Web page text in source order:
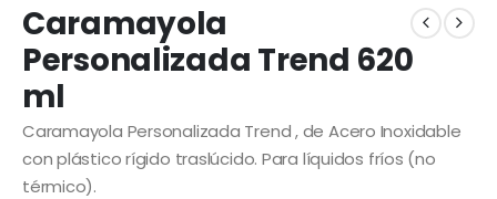
Caramayola
Personalizada Trend 620
ml
Caramayola Personalizada Trend , de Acero Inoxidable
con plástico rígido traslúcido. Para líquidos fríos (no
térmico).